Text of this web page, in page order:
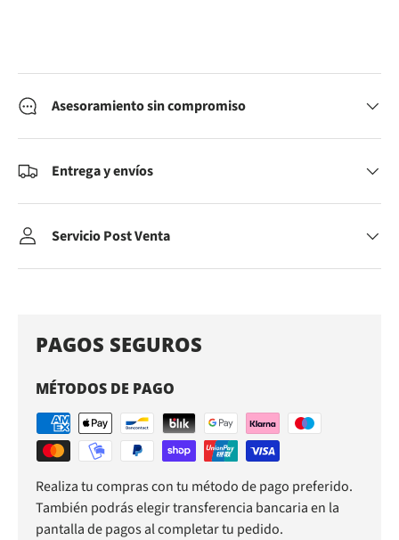
Asesoramiento sin compromiso
Entrega y envíos
Servicio Post Venta
PAGOS SEGUROS
MÉTODOS DE PAGO
Realiza tu compras con tu método de pago preferido.
También podrás elegir transferencia bancaria en la
pantalla de pagos al completar tu pedido.